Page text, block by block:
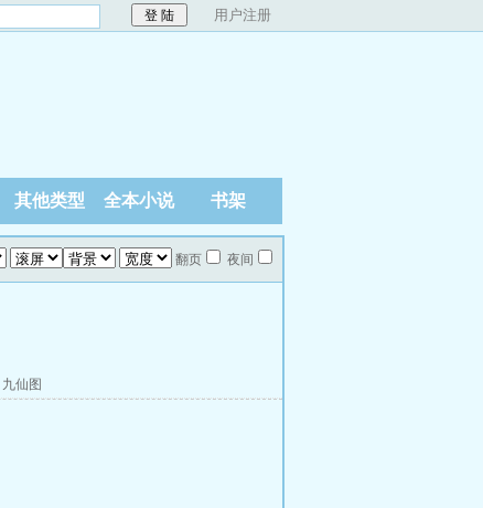
用户注册
其他类型 全本小说 书架
翻页 夜间
九仙图